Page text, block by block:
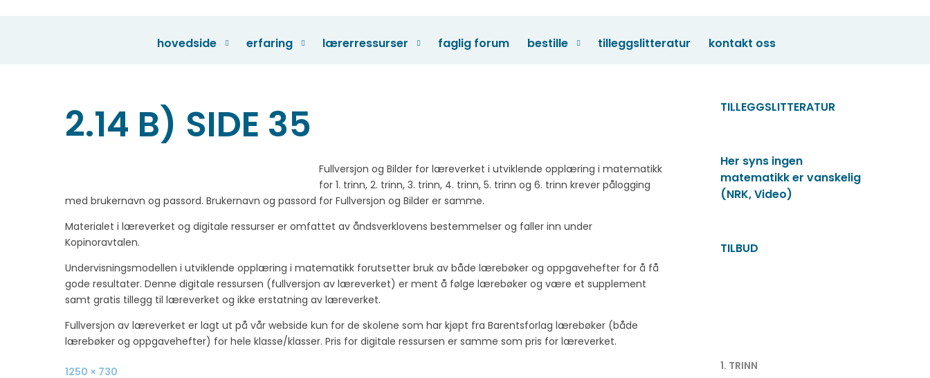
hovedside erfaring lærerressurser faglig forum bestille tilleggslitteratur kontakt oss
2.14 B) SIDE 35
Fullversjon og Bilder for læreverket i utviklende opplæring i matematikk
for 1. trinn, 2. trinn, 3. trinn, 4. trinn, 5. trinn og 6. trinn krever pålogging
med brukernavn og passord. Brukernavn og passord for Fullversjon og Bilder er samme.
Materialet i læreverket og digitale ressurser er omfattet av åndsverklovens bestemmelser og faller inn under
Kopinoravtalen.
Undervisningsmodellen i utviklende opplæring i matematikk forutsetter bruk av både lærebøker og oppgavehefter for å få
gode resultater. Denne digitale ressursen (fullversjon av læreverket) er ment å følge lærebøker og være et supplement
samt gratis tillegg til læreverket og ikke erstatning av læreverket.
Fullversjon av læreverket er lagt ut på vår webside kun for de skolene som har kjøpt fra Barentsforlag lærebøker (både
lærebøker og oppgavehefter) for hele klasse/klasser. Pris for digitale ressursen er samme som pris for læreverket.
Full
1250 × 730
TILLEGGSLITTERATUR
Her syns ingen
matematikk er vanskelig
(NRK, Video)
TILBUD
1. TRINN